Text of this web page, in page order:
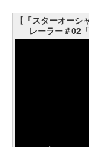
【「スターオーシ
レーラー＃02